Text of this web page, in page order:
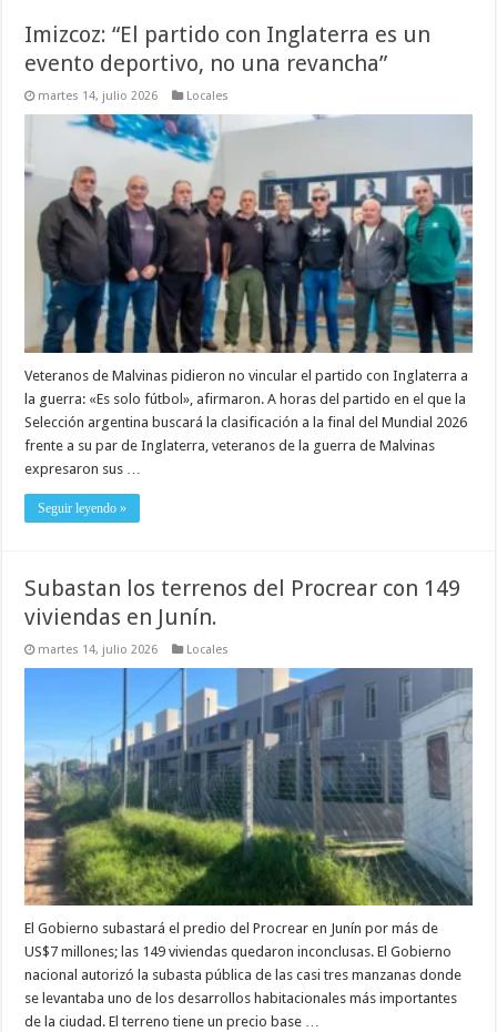
Imizcoz: “El partido con Inglaterra es un
evento deportivo, no una revancha”
martes 14, julio 2026 Locales
Veteranos de Malvinas pidieron no vincular el partido con Inglaterra a
la guerra: «Es solo fútbol», afirmaron. A horas del partido en el que la
Selección argentina buscará la clasificación a la final del Mundial 2026
frente a su par de Inglaterra, veteranos de la guerra de Malvinas
expresaron sus …
Seguir leyendo »
Subastan los terrenos del Procrear con 149
viviendas en Junín.
martes 14, julio 2026 Locales
El Gobierno subastará el predio del Procrear en Junín por más de
US$7 millones; las 149 viviendas quedaron inconclusas. El Gobierno
nacional autorizó la subasta pública de las casi tres manzanas donde
se levantaba uno de los desarrollos habitacionales más importantes
de la ciudad. El terreno tiene un precio base …